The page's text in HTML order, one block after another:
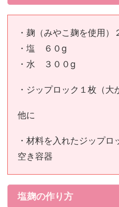
・麹（みやこ麹を使用）
・塩 ６０g
・水 ３００g
・ジップロック１枚（大
他に
・材料を入れたジップ
空き容器
塩麹の作り方